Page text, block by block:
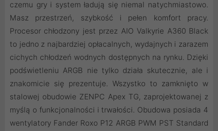
czemu gry i system ładują się niemal natychmiastowo.
Masz przestrzeń, szybkość i pełen komfort pracy.
Procesor chłodzony jest przez AIO Valkyrie A360 Black
to jedno z najbardziej opłacalnych, wydajnych i zarazem
cichych chłodzeń wodnych dostępnych na rynku. Dzięki
podświetleniu ARGB nie tylko działa skutecznie, ale i
znakomicie się prezentuje. Wszystko to zamknięto w
stalowej obudowie ZENPC Apex TG, zaprojektowanej z
myślą o funkcjonalności i trwałości. Obudowa posiada 4
wentylatory Fander Roxo P12 ARGB PWM PST Standard